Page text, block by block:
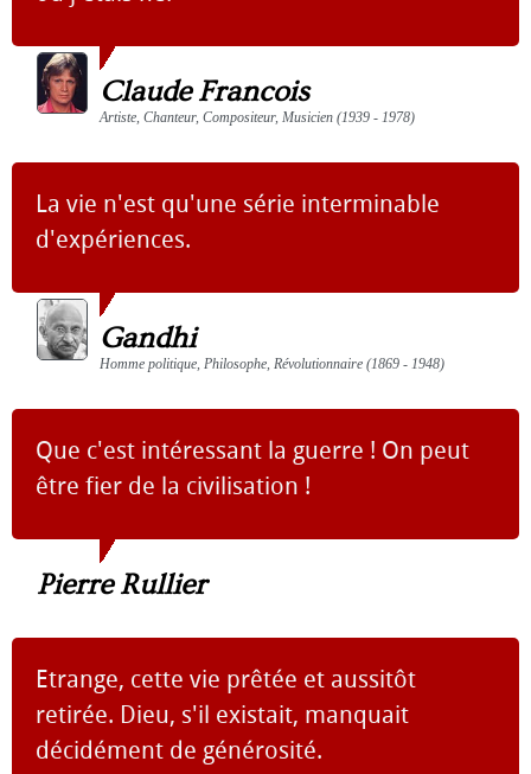
Claude Francois
Artiste, Chanteur, Compositeur, Musicien (1939 - 1978)
La vie n'est qu'une série interminable
d'expériences.
Gandhi
Homme politique, Philosophe, Révolutionnaire (1869 - 1948)
Que c'est intéressant la guerre ! On peut
être fier de la civilisation !
Pierre Rullier
Etrange, cette vie prêtée et aussitôt
retirée. Dieu, s'il existait, manquait
décidément de générosité.